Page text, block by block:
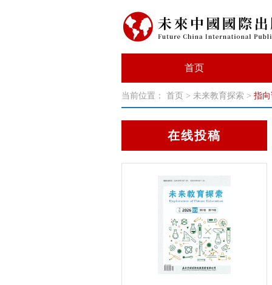
首页
当前位置： 首页 > 未来教育探索 > 指
在线投稿